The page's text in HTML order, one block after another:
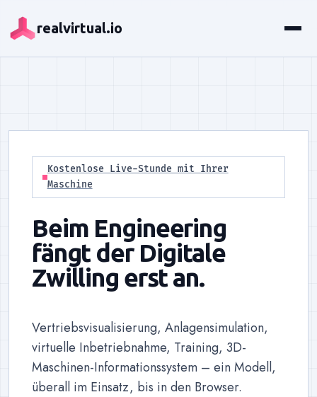
realvirtual.io
Kostenlose Live-Stunde mit Ihrer
Maschine
Beim Engineering
fängt der Digitale
Zwilling erst an.
Vertriebsvisualisierung, Anlagensimulation,
virtuelle Inbetriebnahme, Training, 3D-
Maschinen-Informationssystem – ein Modell,
überall im Einsatz, bis in den Browser.